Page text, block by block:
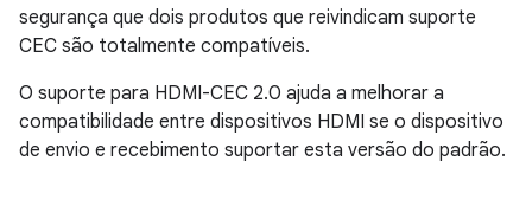
segurança que dois produtos que reivindicam suporte
CEC são totalmente compatíveis.
O suporte para HDMI-CEC 2.0 ajuda a melhorar a
compatibilidade entre dispositivos HDMI se o dispositivo
de envio e recebimento suportar esta versão do padrão.